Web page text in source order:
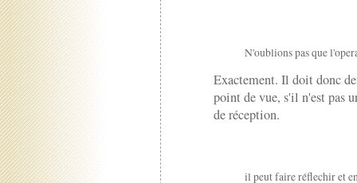
N'oublions pas que
Exactement. Il doit donc
point de vue, s'il n'est pas
de réception.
il peut faire réflechir et